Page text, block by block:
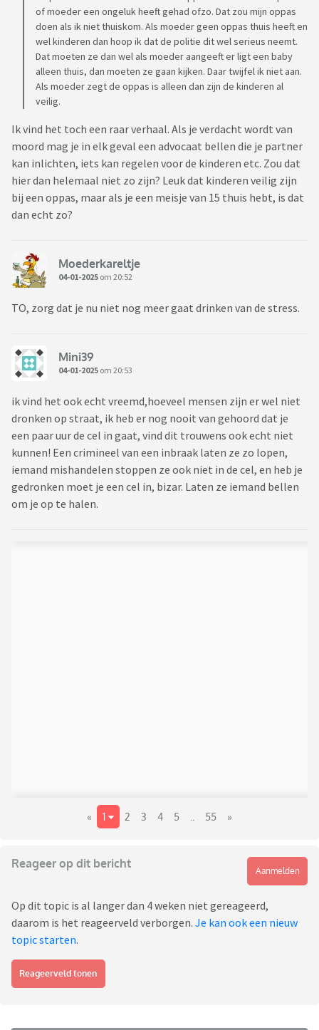
of moeder een ongeluk heeft gehad ofzo. Dat zou mijn oppas
doen als ik niet thuiskom. Als moeder geen oppas thuis heeft en
wel kinderen dan hoop ik dat de politie dit wel serieus neemt.
Dat moeten ze dan wel als moeder aangeeft er ligt een baby
alleen thuis, dan moeten ze gaan kijken. Daar twijfel ik niet aan.
Als moeder zegt de oppas is alleen dan zijn de kinderen al
veilig.
Ik vind het toch een raar verhaal. Als je verdacht wordt van
moord mag je in elk geval een advocaat bellen die je partner
kan inlichten, iets kan regelen voor de kinderen etc. Zou dat
hier dan helemaal niet zo zijn? Leuk dat kinderen veilig zijn
bij een oppas, maar als je een meisje van 15 thuis hebt, is dat
dan echt zo?
Moederkareltje
04-01-2025 om 20:52
TO, zorg dat je nu niet nog meer gaat drinken van de stress.
Mini39
04-01-2025 om 20:53
ik vind het ook echt vreemd,hoeveel mensen zijn er wel niet
dronken op straat, ik heb er nog nooit van gehoord dat je
een paar uur de cel in gaat, vind dit trouwens ook echt niet
kunnen! Een crimineel van een inbraak laten ze zo lopen,
iemand mishandelen stoppen ze ook niet in de cel, en heb je
gedronken moet je een cel in, bizar. Laten ze iemand bellen
om je op te halen.
« 1 2 3 4 5 55 »
Reageer op dit bericht
Aanmelden
Op dit topic is al langer dan 4 weken niet gereageerd,
daarom is het reageerveld verborgen. Je kan ook een nieuw
topic starten.
Reageerveld tonen